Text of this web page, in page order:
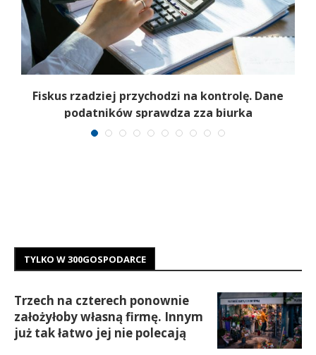
Fiskus rzadziej przychodzi na kontrolę. Dane
podatników sprawdza zza biurka
TYLKO W 300GOSPODARCE
Trzech na czterech ponownie
założyłoby własną firmę. Innym
już tak łatwo jej nie polecają